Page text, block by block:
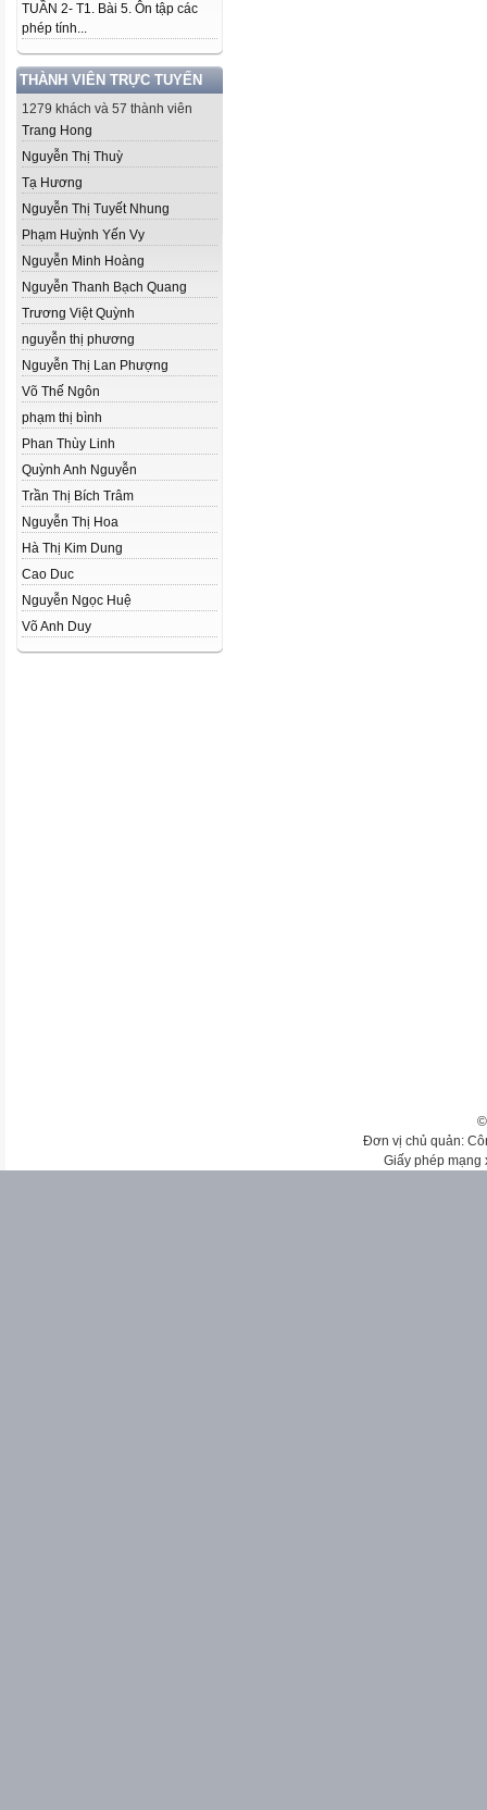
TUẦN 2- T1. Bài 5. Ôn tập các
phép tính...
THÀNH VIÊN TRỰC TUYẾN
1279 khách và 57 thành viên
Trang Hong
Nguyễn Thị Thuỳ
Tạ Hương
Nguyễn Thị Tuyết Nhung
Phạm Huỳnh Yến Vy
Nguyễn Minh Hoàng
Nguyễn Thanh Bạch Quang
Trương Việt Quỳnh
nguyễn thị phương
Nguyễn Thị Lan Phượng
Võ Thế Ngôn
phạm thị bình
Phan Thùy Linh
Quỳnh Anh Nguyễn
Trần Thị Bích Trâm
Nguyễn Thị Hoa
Hà Thị Kim Dung
Cao Duc
Nguyễn Ngọc Huệ
Võ Anh Duy
Đơn vị chủ quản:
Giấy phép mạng